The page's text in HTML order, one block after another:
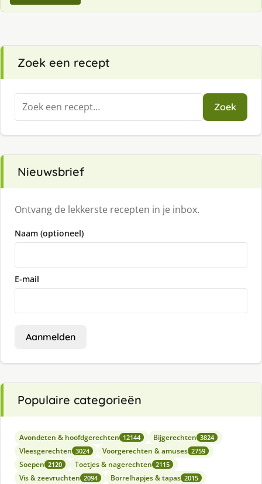
Zoek een recept
Zoeken
naar:
Zoek
Nieuwsbrief
Ontvang de lekkerste recepten in je inbox.
Naam (optioneel)
E-mail
Aanmelden
Populaire categorieën
Avondeten & hoofdgerechten 12144 Bijgerechten 3824
Vleesgerechten 3024 Voorgerechten & amuses 2759
Soepen 2120 Toetjes & nagerechten 2115
Vis & zeevruchten 2094 Borrelhapjes & tapas 2015